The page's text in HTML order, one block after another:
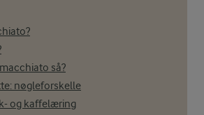
så?
nøgleforskelle
og kaffelæring